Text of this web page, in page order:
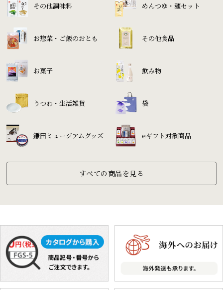
その他調味料 めんつゆ・麺セット
お惣菜・ご飯のおとも その他食品
お菓子 飲み物
うつわ・生活雑貨 袋
鎌田ミュージアムグッズ eギフト対象商品
すべての商品を見る